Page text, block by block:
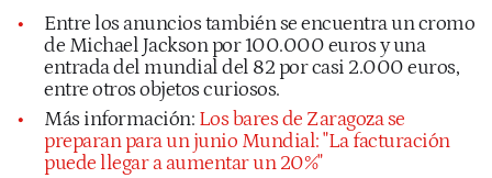
Entre los anuncios también se encuentra un cromo
de Michael Jackson por 100.000 euros y una
entrada del mundial del 82 por casi 2.000 euros,
entre otros objetos curiosos.
Más información: Los bares de Zaragoza se
preparan para un junio Mundial: "La facturación
puede llegar a aumentar un 20%"